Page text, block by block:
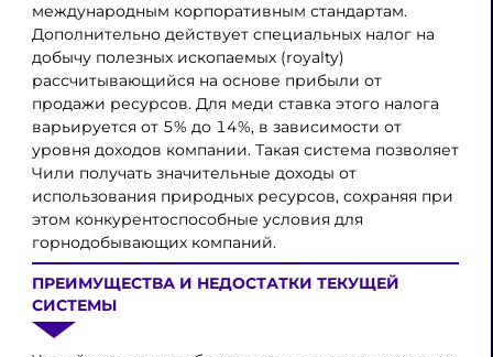
международным корпоративным стандартам.
Дополнительно действует специальных налог на
добычу полезных ископаемых (royalty)
рассчитывающийся на основе прибыли от
продажи ресурсов. Для меди ставка этого налога
варьируется от 5% до 14%, в зависимости от
уровня доходов компании. Такая система позволяет
Чили получать значительные доходы от
использования природных ресурсов, сохраняя при
этом конкурентоспособные условия для
горнодобывающих компаний.
ПРЕИМУЩЕСТВА И НЕДОСТАТКИ ТЕКУЩЕЙ
СИСТЕМЫ